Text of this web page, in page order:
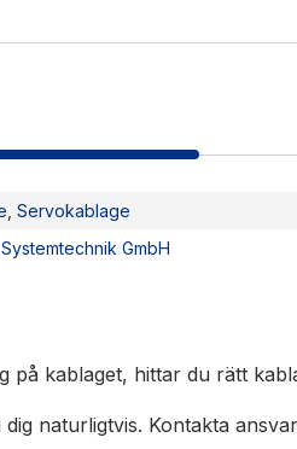
Ljustorn
Servokablage
GmbH
på kablaget, hittar du rätt
naturligtvis. Kontakta